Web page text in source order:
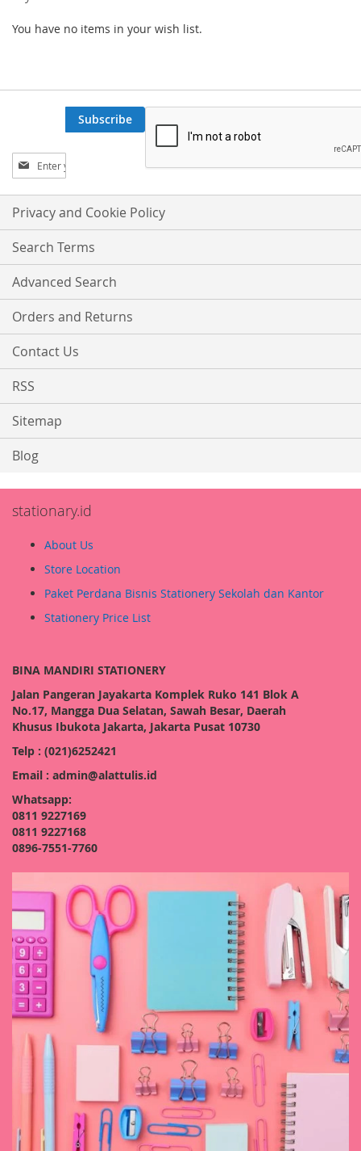
You have no items in your wish list.
Sign
Up
for
Our
Newsletter:
Subscribe
Privacy and Cookie Policy
Search Terms
Advanced Search
Orders and Returns
Contact Us
RSS
Sitemap
Blog
stationary.id
About Us
Store Location
Paket Perdana Bisnis Stationery Sekolah dan Kantor
Stationery Price List
BINA MANDIRI STATIONERY
Jalan Pangeran Jayakarta Komplek Ruko 141 Blok A
No.17, Mangga Dua Selatan, Sawah Besar, Daerah
Khusus Ibukota Jakarta, Jakarta Pusat 10730
Telp : (021)6252421
Email : admin@alattulis.id
Whatsapp:
0811 9227169
0811 9227168
0896-7551-7760